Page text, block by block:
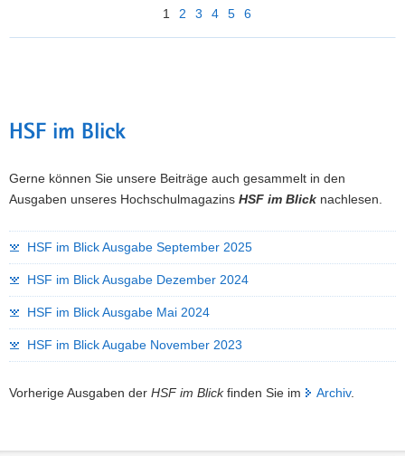
1 2 3 4 5 6
HSF im Blick
Gerne können Sie unsere Beiträge auch gesammelt in den
Ausgaben unseres Hochschulmagazins HSF im Blick nachlesen.
HSF im Blick Ausgabe September 2025
HSF im Blick Ausgabe Dezember 2024
HSF im Blick Ausgabe Mai 2024
HSF im Blick Augabe November 2023
Vorherige Ausgaben der HSF im Blickfinden Sie im Archiv.